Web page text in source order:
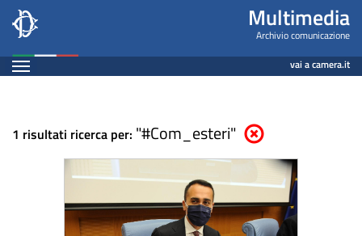
Salta
contenuto
principale
Multimedia
-
Archivio
Multimedia
Archivio comunicazione
Espandi vai a camera.it
Contenuto
1 risultati ricerca per: "#Com_esteri" Elimina parametri di